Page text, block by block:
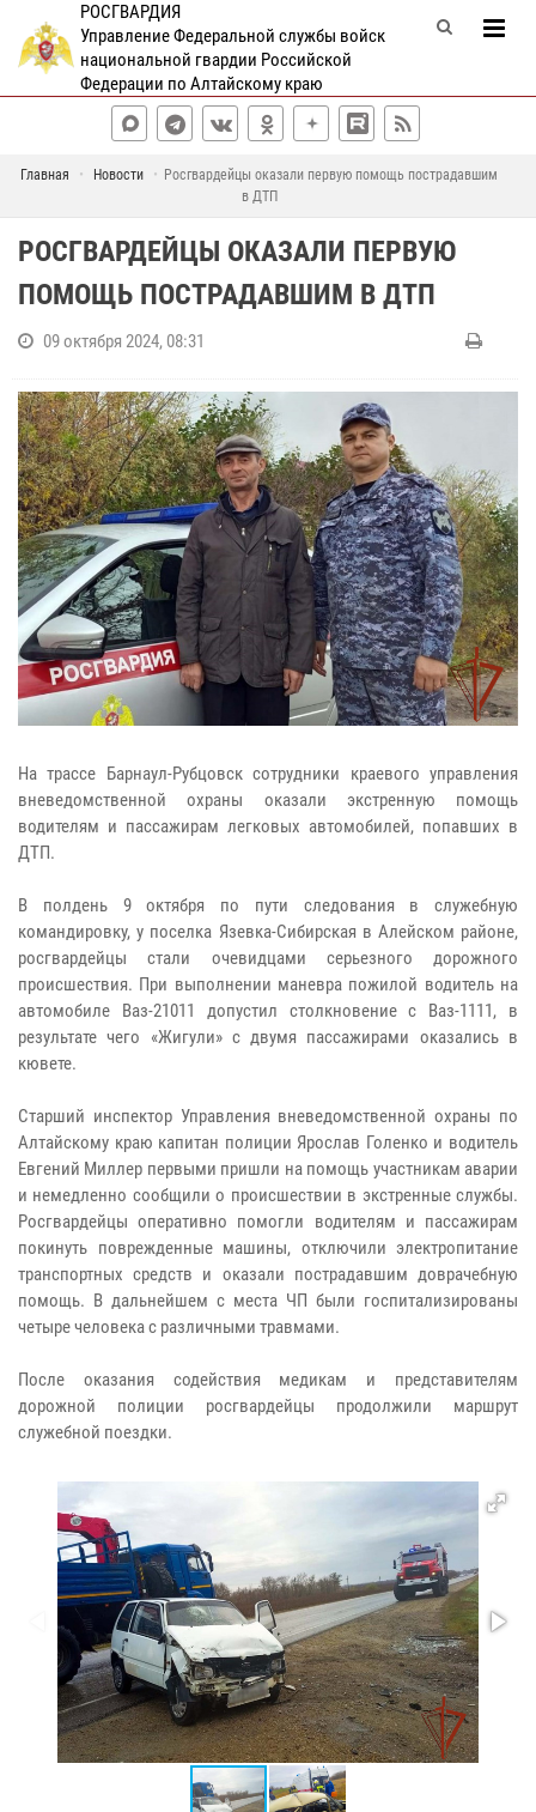
РОСГВАРДИЯ
Управление Федеральной службы войск
национальной гвардии Российской
Федерации по Алтайскому краю
Главная Новости
Росгвардейцы оказали первую помощь пострадавшим
в ДТП
РОСГВАРДЕЙЦЫ ОКАЗАЛИ ПЕРВУЮ
ПОМОЩЬ ПОСТРАДАВШИМ В ДТП
09 октября 2024, 08:31
На трассе Барнаул-Рубцовск сотрудники краевого управления
вневедомственной охраны оказали экстренную помощь
водителям и пассажирам легковых автомобилей, попавших в
ДТП.
В полдень 9 октября по пути следования в служебную
командировку, у поселка Язевка-Сибирская в Алейском районе,
росгвардейцы стали очевидцами серьезного дорожного
происшествия. При выполнении маневра пожилой водитель на
автомобиле Ваз-21011 допустил столкновение с Ваз-1111, в
результате чего «Жигули» с двумя пассажирами оказались в
кювете.
Старший инспектор Управления вневедомственной охраны по
Алтайскому краю капитан полиции Ярослав Голенко и водитель
Евгений Миллер первыми пришли на помощь участникам аварии
и немедленно сообщили о происшествии в экстренные службы.
Росгвардейцы оперативно помогли водителям и пассажирам
покинуть поврежденные машины, отключили электропитание
транспортных средств и оказали пострадавшим доврачебную
помощь. В дальнейшем с места ЧП были госпитализированы
четыре человека с различными травмами.
После оказания содействия медикам и представителям
дорожной полиции росгвардейцы продолжили маршрут
служебной поездки.